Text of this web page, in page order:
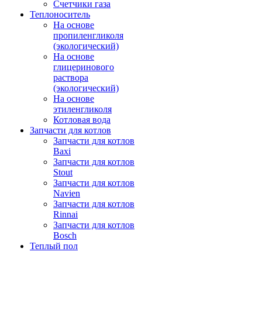
Счетчики газа
Теплоноситель
На основе
пропиленгликоля
(экологический)
На основе
глицеринового
раствора
(экологический)
На основе
этиленгликоля
Котловая вода
Запчасти для котлов
Запчасти для котлов
Baxi
Запчасти для котлов
Stout
Запчасти для котлов
Navien
Запчасти для котлов
Rinnai
Запчасти для котлов
Bosch
Теплый пол